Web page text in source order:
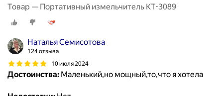
Товар — Портативный измельчитель КТ-3089
Наталья Семисотова
124 отзыва
10 июля 2024
Достоинства: Маленький,но мощный,то,что я хотела